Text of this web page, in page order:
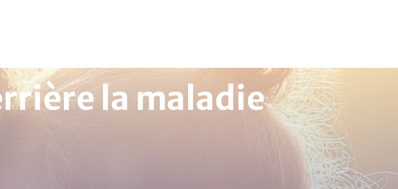
la maladie